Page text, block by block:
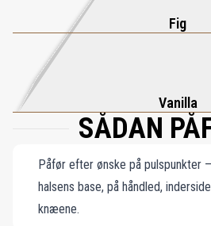
Fig
Vanilla
SÅDAN
Påfør efter ønske på pulspunkter
halsens base, på håndled,
knæene.